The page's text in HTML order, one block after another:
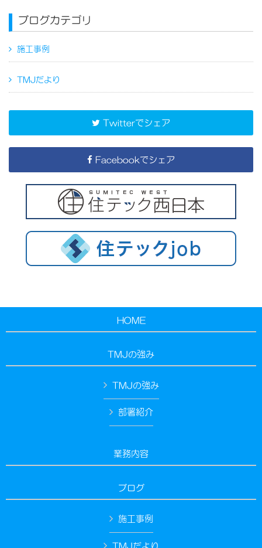
ブログカテゴリ
施工事例
TMJだより
Twitterでシェア
Facebookでシェア
HOME
TMJの強み
TMJの強み
部署紹介
業務内容
ブログ
施工事例
TMJだより